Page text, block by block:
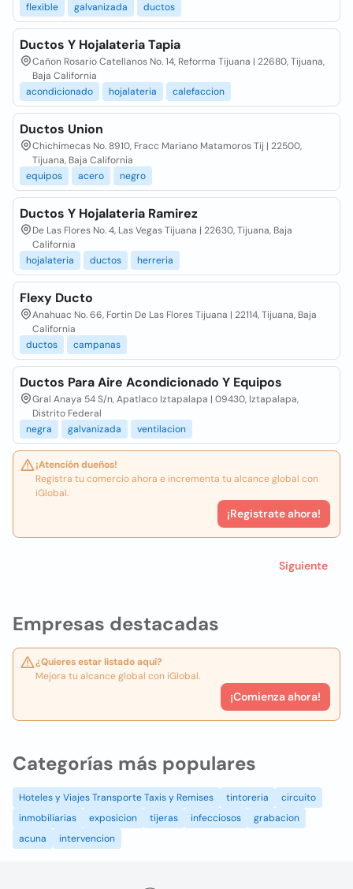
Empresas destacadas
¿Quieres estar listado aquí?
Mejora tu alcance global con iGlobal.
¡Comienza ahora!
flexible
galvanizada ductos
Ductos Y Hojalateria Tapia
Cañon Rosario Catellanos No. 14, Reforma Tijuana | 22680, Tijuana,
Baja California
acondicionado
hojalateria calefaccion
Ductos Union
Chichimecas No. 8910, Fracc Mariano Matamoros Tij | 22500,
Tijuana, Baja California
equipos
acero negro
Ductos Y Hojalateria Ramirez
De Las Flores No. 4, Las Vegas Tijuana | 22630, Tijuana, Baja
California
hojalateria
ductos herreria
Flexy Ducto
Anahuac No. 66, Fortin De Las Flores Tijuana | 22114, Tijuana, Baja
California
ductos
campanas
Ductos Para Aire Acondicionado Y Equipos
Gral Anaya 54 S/n, Apatlaco Iztapalapa | 09430, Iztapalapa,
Distrito Federal
negra
galvanizada ventilacion
¡Atención dueños!
Registra tu comercio ahora e incrementa tu alcance global con
iGlobal.
¡Registrate ahora!
Siguiente
Categorías más populares
Hoteles y Viajes Transporte Taxis y Remises tintoreria
circuito
inmobiliarias
exposicion tijeras infecciosos
grabacion
acuna
intervencion